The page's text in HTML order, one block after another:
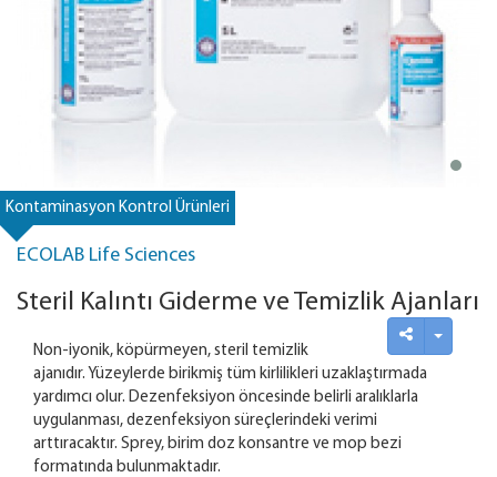
Kontaminasyon Kontrol Ürünleri
ECOLAB Life Sciences
Steril Kalıntı Giderme ve Temizlik Ajanları
Non-iyonik, köpürmeyen, steril temizlik
ajanıdır. Yüzeylerde birikmiş tüm kirlilikleri uzaklaştırmada
yardımcı olur. Dezenfeksiyon öncesinde belirli aralıklarla
uygulanması, dezenfeksiyon süreçlerindeki verimi
arttıracaktır. Sprey, birim doz konsantre ve mop bezi
formatında bulunmaktadır.